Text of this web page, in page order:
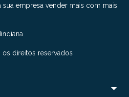
empresa vender mais com mais
direitos reservados